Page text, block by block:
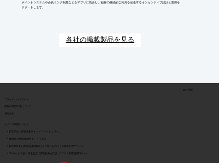
ポイントシステムや会員ランク制度などをアプリに統合し、顧客の継続的な利用を促進するインセンティブ設計と運用を
サポートします。
各社の掲載製品を見る
​プライバシーポリシー
​情報の外部伝達について
利用規約
会社情報
イプロス関連サービス
> 製造業向け情報検索サイト イプロスものづくり
> BtoB向け | 目的・用途起点で課題解決を支援 | イプロス業界別専門サイト
> BtoB向け情報検索サイト イプロス
> 製造業特化の用途別課題解決 | イプロスものづくり業界別専門サイト